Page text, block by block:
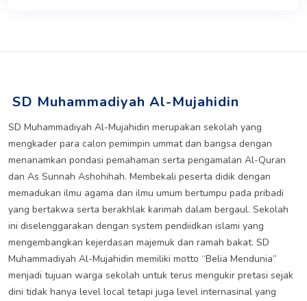
SD Muhammadiyah Al-Mujahidin
SD Muhammadiyah Al-Mujahidin merupakan sekolah yang
mengkader para calon pemimpin ummat dan bangsa dengan
menanamkan pondasi pemahaman serta pengamalan Al-Quran
dan As Sunnah Ashohihah. Membekali peserta didik dengan
memadukan ilmu agama dan ilmu umum bertumpu pada pribadi
yang bertakwa serta berakhlak karimah dalam bergaul. Sekolah
ini diselenggarakan dengan system pendiidkan islami yang
mengembangkan kejerdasan majemuk dan ramah bakat. SD
Muhammadiyah Al-Mujahidin memiliki motto “Belia Mendunia”
menjadi tujuan warga sekolah untuk terus mengukir pretasi sejak
dini tidak hanya level local tetapi juga level internasinal yang